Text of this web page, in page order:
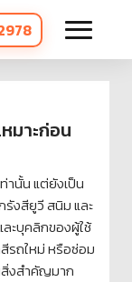
มาะก่อน
านั้น แต่ยังเป็น
งสียูวี สนิม และ
ะบุคลิกของผู้ใช้
รถใหม่ หรือซ่อม
สิ่งสำคัญมาก